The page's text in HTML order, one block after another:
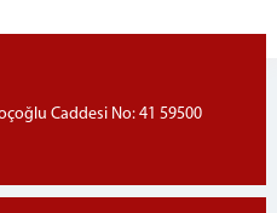
Caddesi No: 41 59500